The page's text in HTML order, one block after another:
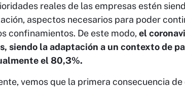
reales de las empresas estén
aspectos necesarios para poder
confinamientos. De este modo, el
siendo la adaptación a un contexto de
el 80,3%.
vemos que la primera consecuencia